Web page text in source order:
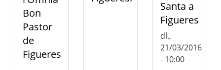
Bon
Pastor
de
Figueres
Santa a
Figueres
dl.,
21/03/2016
- 10:00